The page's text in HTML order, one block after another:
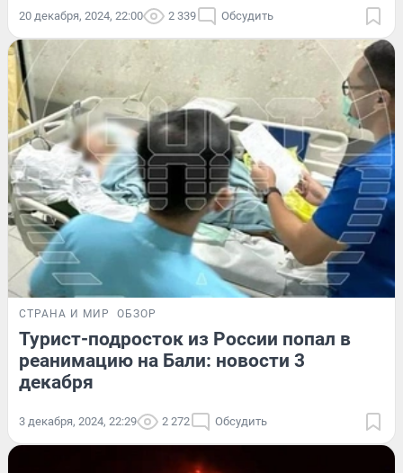
20 декабря, 2024, 22:00 2 339 Обсудить
СТРАНА И МИР ОБЗОР
Турист-подросток из России попал в
реанимацию на Бали: новости 3
декабря
3 декабря, 2024, 22:29 2 272 Обсудить